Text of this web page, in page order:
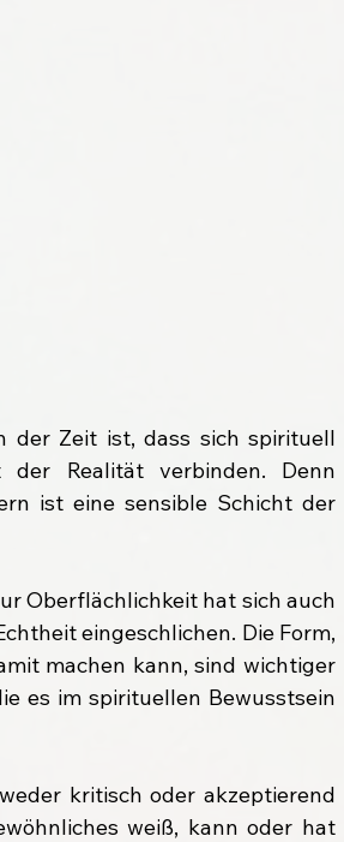
der Zeit ist, dass sich spirituell
Realität verbinden. Denn
ist eine sensible Schicht der
Oberflächlichkeit hat sich auch
eingeschlichen. Die Form,
machen kann, sind wichtiger
es im spirituellen Bewusstsein
kritisch oder akzeptierend
weiß, kann oder hat